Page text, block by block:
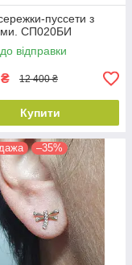
пуссети з
СП020БИ
відправки
₴ 12 400 ₴
Купити
–35%